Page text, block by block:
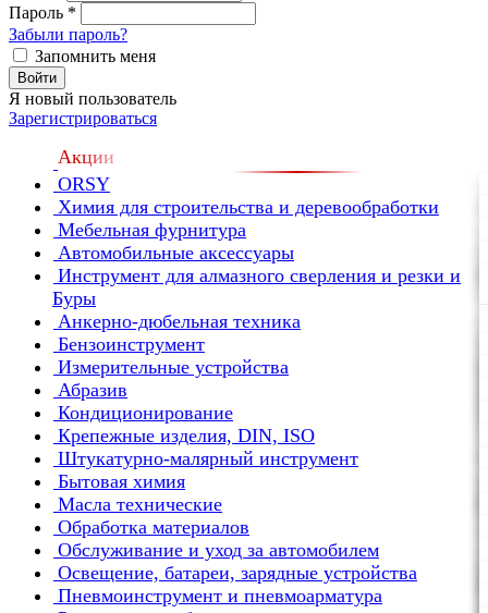
Пароль *
Забыли пароль?
Запомнить меня
Войти
Я новый пользователь
Зарегистрироваться
Акции
ORSY
Химия для строительства и деревообработки
Мебельная фурнитура
Автомобильные аксессуары
Инструмент для алмазного сверления и резки и
Буры
Анкерно-дюбельная техника
Бензоинструмент
Измерительные устройства
Абразив
Кондиционирование
Крепежные изделия, DIN, ISO
Штукатурно-малярный инструмент
Бытовая химия
Масла технические
Обработка материалов
Обслуживание и уход за автомобилем
Освещение, батареи, зарядные устройства
Пневмоинструмент и пневмоарматура